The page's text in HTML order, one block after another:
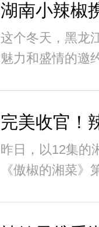
这个冬天，黑龙
魅力和盛情的邀
昨日，以12集的
《傲椒的湘菜》